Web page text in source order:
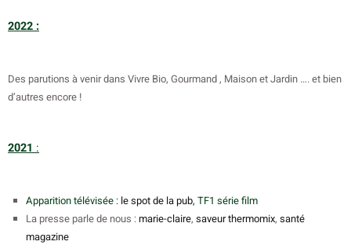
2022 :
Des parutions à venir dans Vivre Bio, Gourmand , Maison et Jardin …. et bien
d’autres encore !
2021 :
Apparition télévisée : le spot de la pub, TF1 série film
La presse parle de nous :marie-claire,saveur thermomix,santé
magazine